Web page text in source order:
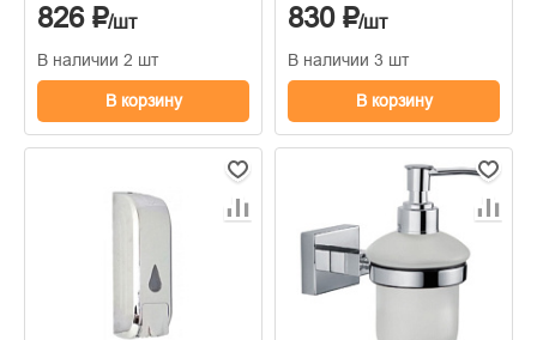
826 ₽/шт
В наличии 2 шт
В корзину
830 ₽/шт
В наличии 3 шт
В корзину